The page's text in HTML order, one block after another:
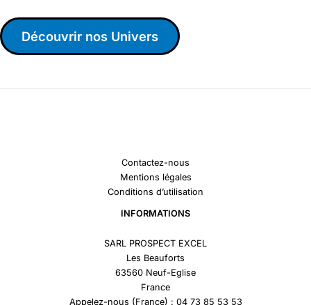
Découvrir nos Univers
Contactez-nous
Mentions légales
Conditions d’utilisation
INFORMATIONS
SARL PROSPECT EXCEL
Les Beauforts
63560 Neuf-Eglise
France
Appelez-nous (France) : 04 73 85 53 53